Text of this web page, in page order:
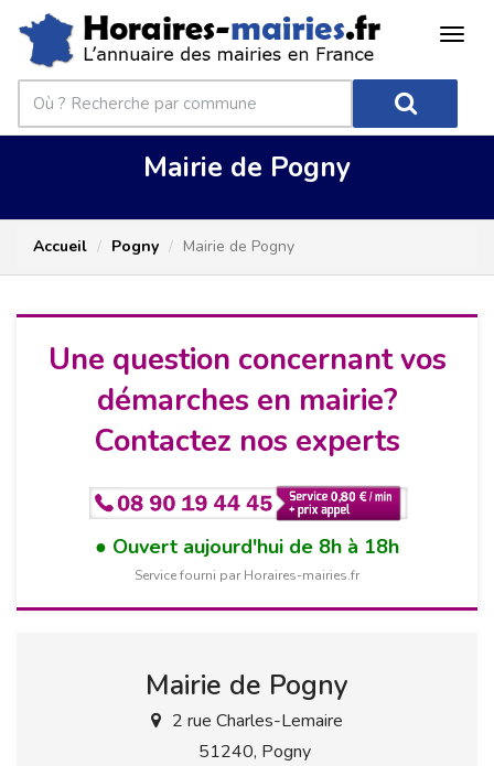
Mairie de Pogny
Accueil Pogny Mairie de Pogny
Une question concernant vos
démarches en mairie?
Contactez nos experts
Ouvert aujourd'hui de 8h à 18h
Service fourni par Horaires-mairies.fr
Mairie de Pogny
2 rue Charles-Lemaire
51240, Pogny